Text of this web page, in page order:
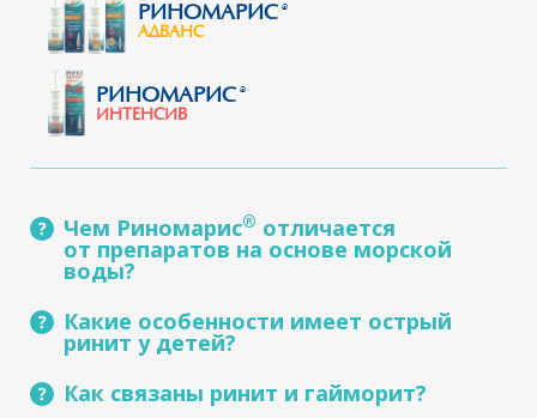
РИНОМАРИС ®
АДВАНС
РИНОМАРИС ®
ИНТЕНСИВ
Чем Риномарис® отличается
от препаратов на основе морской
воды?
Прежде всего, быстрым, выраженным
и стойким эффектом облегчения
дыхания.Риномарис® — это скорая
Какие особенности имеет острый
ринит у детей?
Ринит (насморк) — это самое
Как связаны ринит и гайморит?